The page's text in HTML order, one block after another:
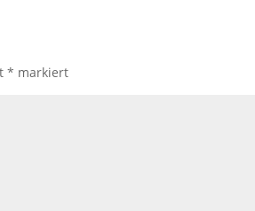
* markiert